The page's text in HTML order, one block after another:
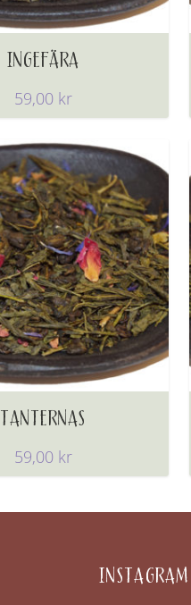
INGEFÄRA
59,00 kr
TANTERNAS
59,00 kr
INSTAGRAM